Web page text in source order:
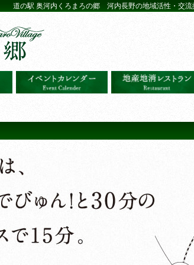
道の駅 奥河内くろまろの郷 河内長野の地域活性・交流